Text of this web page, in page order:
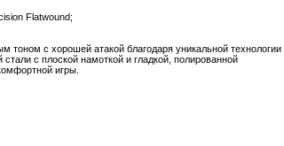
Flatwound;
с хорошей атакой благодаря уникальной технологии
с плоской намоткой и гладкой, полированной
игры.